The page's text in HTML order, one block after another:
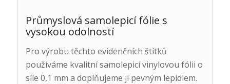
Průmyslová samolepicí fólie s
vysokou odolností
Pro výrobu těchto evidenčních štítků
používáme kvalitní samolepicí vinylovou fólii o
síle 0,1 mm a doplňujeme ji pevným lepidlem.